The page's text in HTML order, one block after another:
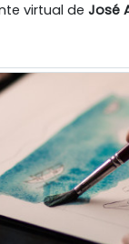
virtual de José